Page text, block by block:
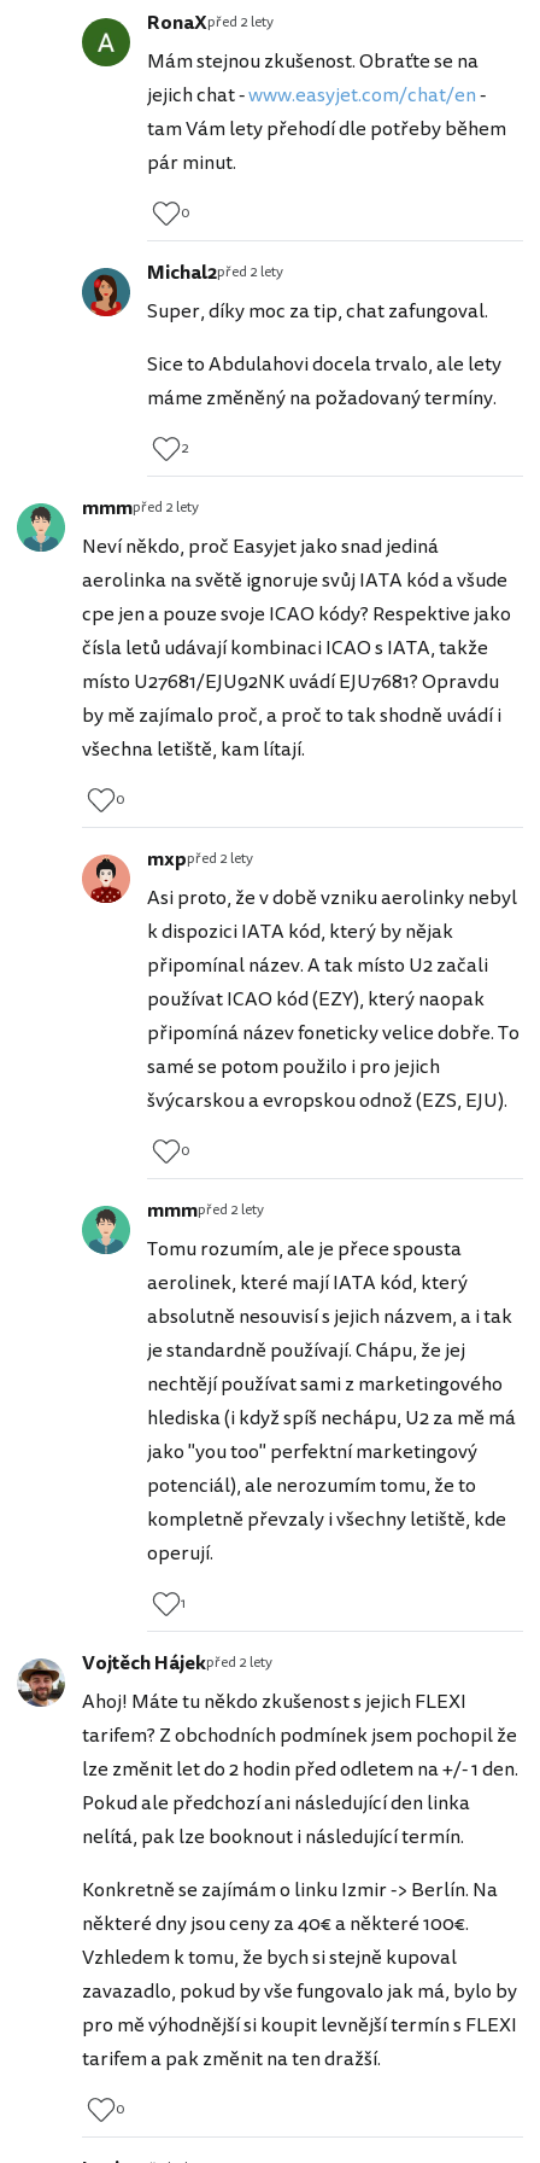
RonaXpřed 2 lety
Mám stejnou zkušenost. Obraťte se na
jejich chat -www.easyjet.com/chat/en-
tam Vám lety přehodí dle potřeby během
pár minut.
0
Michal2před 2 lety
Super, díky moc za tip, chat zafungoval.
Sice to Abdulahovi docela trvalo, ale lety
máme změněný na požadovaný termíny.
2
mmmpřed 2 lety
Neví někdo, proč Easyjet jako snad jediná
aerolinka na světě ignoruje svůj IATA kód a všude
cpe jen a pouze svoje ICAO kódy? Respektive jako
čísla letů udávají kombinaci ICAO s IATA, takže
místo U27681/EJU92NK uvádí EJU7681? Opravdu
by mě zajímalo proč, a proč to tak shodně uvádí i
všechna letiště, kam lítají.
0
mxppřed 2 lety
Asi proto, že v době vzniku aerolinky nebyl
k dispozici IATA kód, který by nějak
připomínal název. A tak místo U2 začali
používat ICAO kód (EZY), který naopak
připomíná název foneticky velice dobře. To
samé se potom použilo i pro jejich
švýcarskou a evropskou odnož (EZS, EJU).
0
mmmpřed 2 lety
Tomu rozumím, ale je přece spousta
aerolinek, které mají IATA kód, který
absolutně nesouvisí s jejich názvem, a i tak
je standardně používají. Chápu, že jej
nechtějí používat sami z marketingového
hlediska (i když spíš nechápu, U2 za mě má
jako "you too" perfektní marketingový
potenciál), ale nerozumím tomu, že to
kompletně převzaly i všechny letiště, kde
operují.
1
Vojtěch Hájekpřed 2 lety
Ahoj! Máte tu někdo zkušenost s jejich FLEXI
tarifem? Z obchodních podmínek jsem pochopil že
lze změnit let do 2 hodin před odletem na +/- 1 den.
Pokud ale předchozí ani následující den linka
nelítá, pak lze booknout i následující termín.
Konkretně se zajímám o linku Izmir -> Berlín. Na
některé dny jsou ceny za 40€ a některé 100€.
Vzhledem k tomu, že bych si stejně kupoval
zavazadlo, pokud by vše fungovalo jak má, bylo by
pro mě výhodnější si koupit levnější termín s FLEXI
tarifem a pak změnit na ten dražší.
0